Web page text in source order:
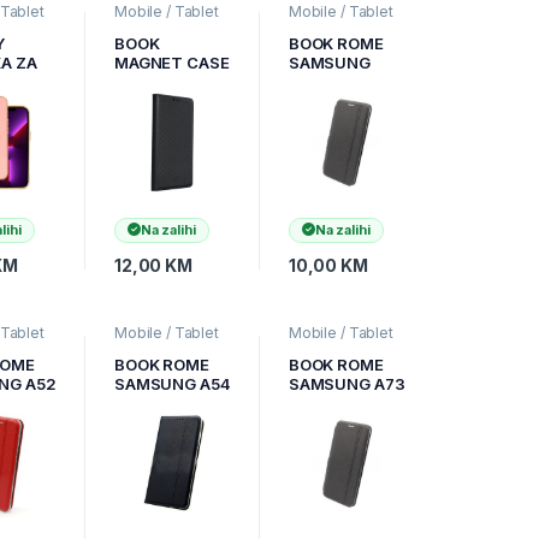
ZA
Mobile / Tablet
Uređaji
maske i coveri
BOOK
MAGNET CASE
GALAXY A34
5G CRNI
Na zalihi
12,00 KM
Mobile / Tablet
Uređaji ,Zaštitne
maske i coveri
BOOK ROME
SAMSUNG
Na zalihi
10,00 KM
A52
Mobile / Tablet
Uređaji ,Zaštitne
maske i coveri
BOOK ROME
SAMSUNG A54
Mobile / Tablet
Uređaji ,Zaštitne
maske i coveri
BOOK ROME
SAMSUNG A73